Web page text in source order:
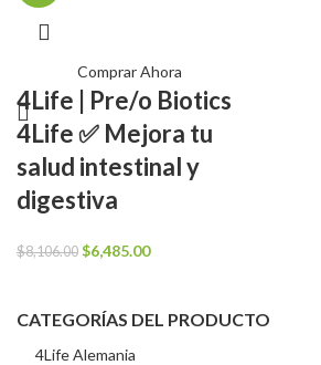
CATEGORÍAS DEL PRODUCTO
4Life Alemania
Comprar Ahora
4Life | Pre/o Biotics
4Life ✅ Mejora tu
salud intestinal y
digestiva
$8,106.00 El
era:
$8,106.00.
$6,485.00El
es: